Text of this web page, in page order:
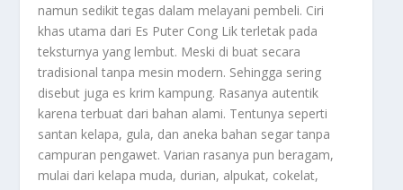
namun sedikit tegas dalam melayani pembeli. Ciri
khas utama dari Es Puter Cong Lik terletak pada
teksturnya yang lembut. Meski di buat secara
tradisional tanpa mesin modern. Sehingga sering
disebut juga es krim kampung. Rasanya autentik
karena terbuat dari bahan alami. Tentunya seperti
santan kelapa, gula, dan aneka bahan segar tanpa
campuran pengawet. Varian rasanya pun beragam,
mulai dari kelapa muda, durian, alpukat, cokelat,